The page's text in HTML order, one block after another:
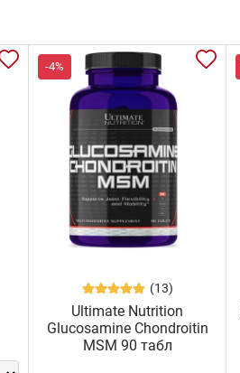
-4%
(13)
Ultimate Nutrition
Glucosamine Chondroitin
MSM 90 табл